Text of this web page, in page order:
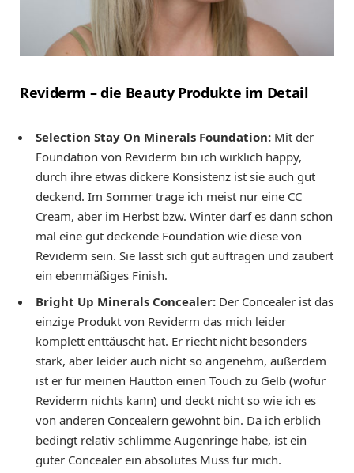
Reviderm – die Beauty Produkte im Detail
Selection Stay On Minerals Foundation: Mit der
Foundation von Reviderm bin ich wirklich happy,
durch ihre etwas dickere Konsistenz ist sie auch gut
deckend. Im Sommer trage ich meist nur eine CC
Cream, aber im Herbst bzw. Winter darf es dann schon
mal eine gut deckende Foundation wie diese von
Reviderm sein. Sie lässt sich gut auftragen und zaubert
ein ebenmäßiges Finish.
Bright Up Minerals Concealer: Der Concealer ist das
einzige Produkt von Reviderm das mich leider
komplett enttäuscht hat. Er riecht nicht besonders
stark, aber leider auch nicht so angenehm, außerdem
ist er für meinen Hautton einen Touch zu Gelb (wofür
Reviderm nichts kann) und deckt nicht so wie ich es
von anderen Concealern gewohnt bin. Da ich erblich
bedingt relativ schlimme Augenringe habe, ist ein
guter Concealer ein absolutes Muss für mich.